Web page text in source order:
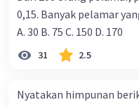
0,15. Banyak pelamar
A. 30 B. 75 C. 150 D. 170
31 2.5
Nyatakan himpunan